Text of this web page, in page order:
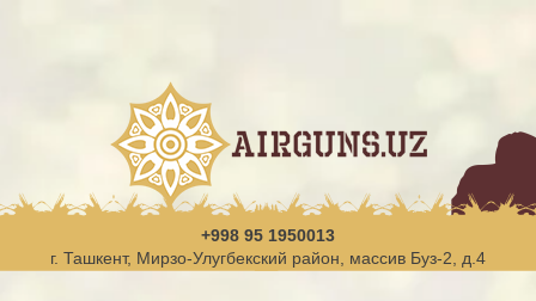
+998 95 1950013
г. Ташкент, Мирзо-Улугбекский район, массив Буз-2, д.4